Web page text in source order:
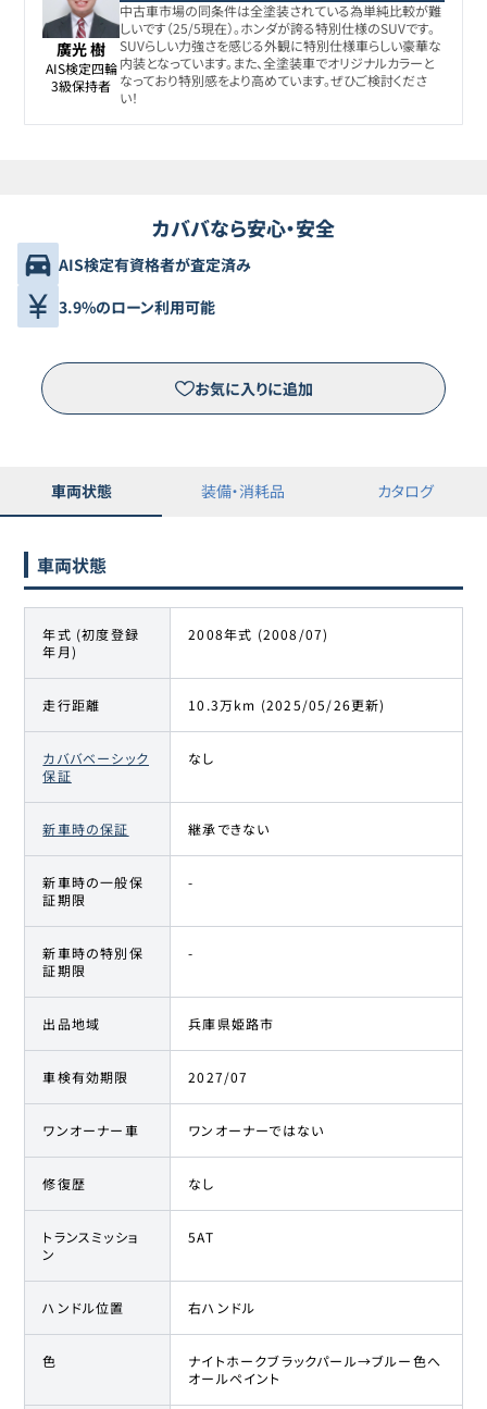
廣光 樹
AIS検定四輪
3級保持者
中古車市場の同条件は全塗装されている為単純比較が難
しいです（25/5現在）。ホンダが誇る特別仕様のSUVです。
SUVらしい力強さを感じる外観に特別仕様車らしい豪華な
内装となっています。また、全塗装車でオリジナルカラーと
なっており特別感をより高めています。ぜひご検討くださ
い！
カババなら安心・安全
AIS検定有資格者が査定済み
3.9%のローン利用可能
お気に入りに追加
車両状態 装備・消耗品 カタログ
車両状態
年式 (初度登録
年月)
2008年式 (2008/07)
走行距離 10.3万km (2025/05/26更新)
カババベーシック
保証
なし
新車時の保証 継承できない
新車時の一般保
証期限
-
新車時の特別保
証期限
-
出品地域 兵庫県姫路市
車検有効期限 2027/07
ワンオーナー車 ワンオーナーではない
修復歴 なし
トランスミッショ
ン
5AT
ハンドル位置 右ハンドル
色
ナイトホークブラックパール→ブルー色へ
オールペイント